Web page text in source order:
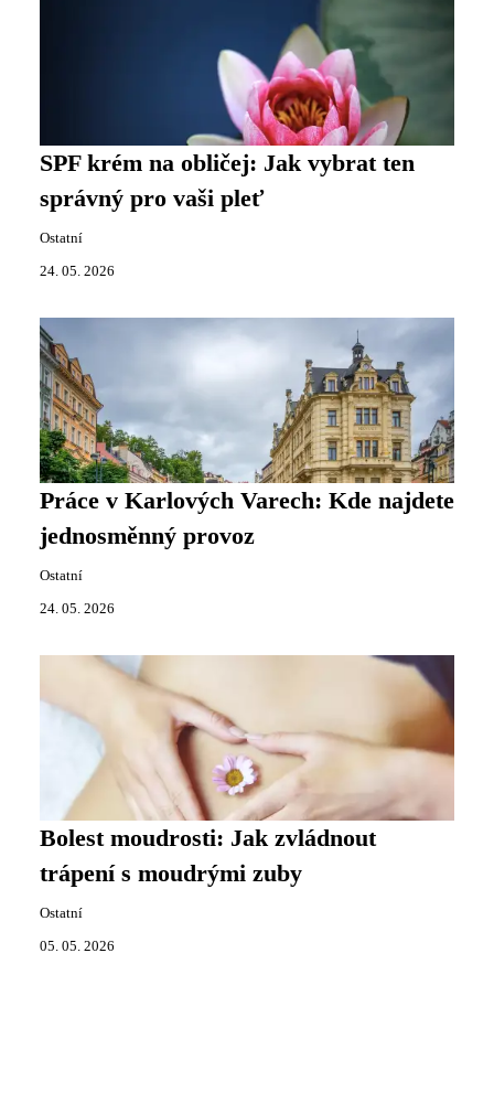
SPF krém na obličej: Jak vybrat ten
správný pro vaši pleť
Ostatní
24. 05. 2026
Práce v Karlových Varech: Kde najdete
jednosměnný provoz
Ostatní
24. 05. 2026
Bolest moudrosti: Jak zvládnout
trápení s moudrými zuby
Ostatní
05. 05. 2026